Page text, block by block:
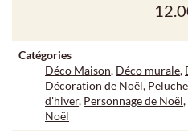
Catégories
Déco Maison, Déco murale,
Décoration de Noël,
d'hiver, Personnage de Noël,
Noël